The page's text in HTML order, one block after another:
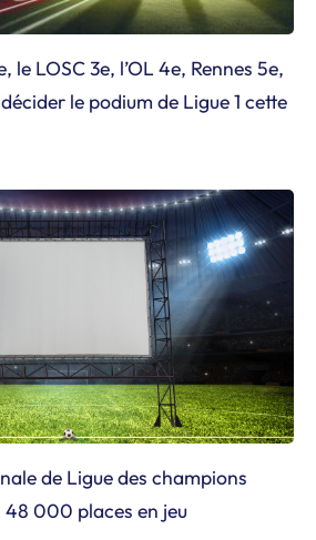
le LOSC 3e, l’OL 4e, Rennes 5e,
le podium de Ligue 1 cette
de Ligue des champions
48 000 places en jeu